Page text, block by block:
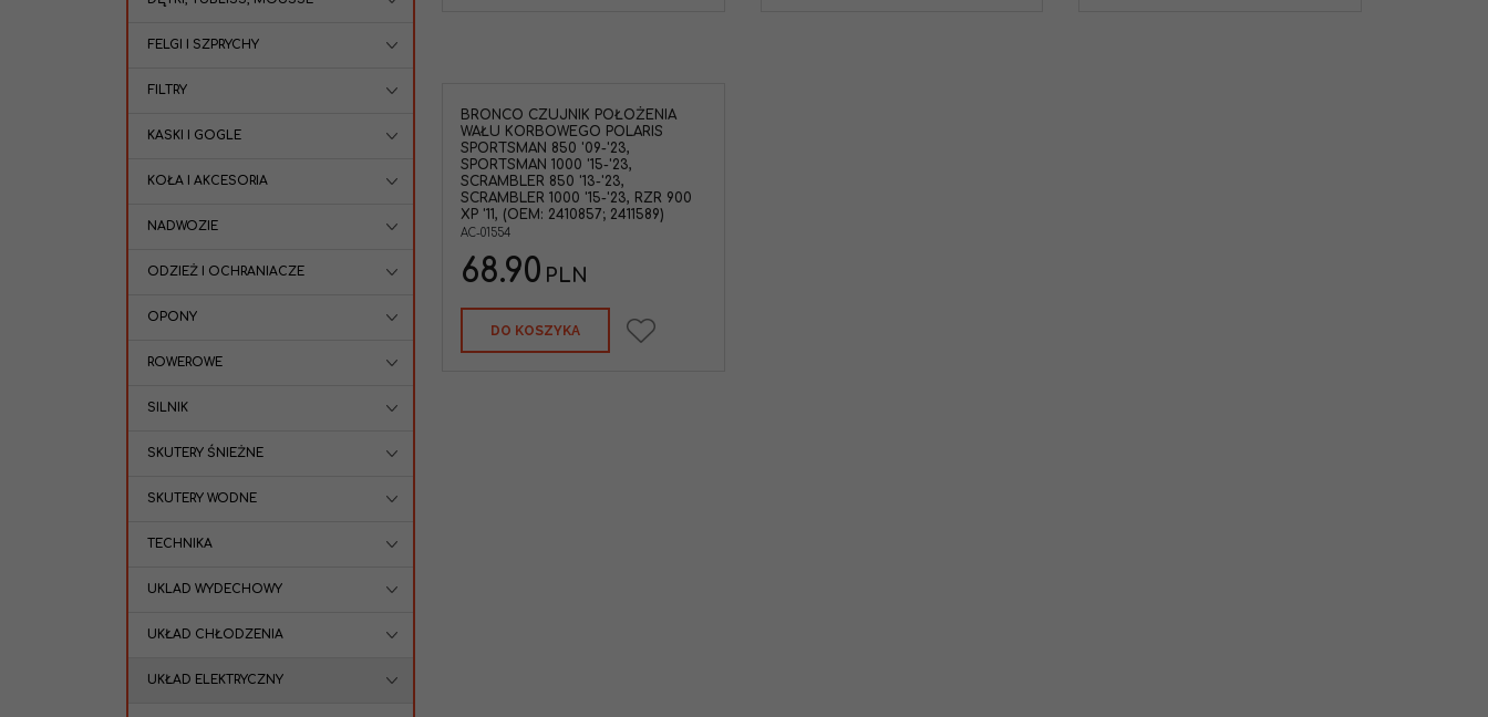
BRONCO CZUJNIK POŁOŻENIA
WAŁU KORBOWEGO POLARIS
SPORTSMAN 850 '09-'23,
SPORTSMAN 1000 '15-'23,
SCRAMBLER 850 '13-'23,
SCRAMBLER 1000 '15-'23, RZR 900
XP '11, (OEM: 2410857; 2411589)
AC-01554
68.90 PLN
DO KOSZYKA
FELGI I SZPRYCHY
FILTRY
KASKI I GOGLE
KOŁA I AKCESORIA
NADWOZIE
ODZIEŻ I OCHRANIACZE
OPONY
ROWEROWE
SILNIK
SKUTERY ŚNIEŻNE
SKUTERY WODNE
TECHNIKA
UKLAD WYDECHOWY
UKŁAD CHŁODZENIA
UKŁAD ELEKTRYCZNY